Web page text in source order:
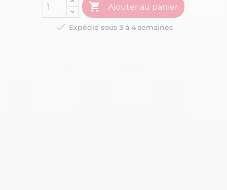
 Ajouter au panier
 Expédié sous 3 à 4 semaines